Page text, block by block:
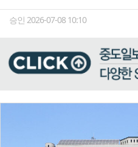
승인 2026-07-08 10:10